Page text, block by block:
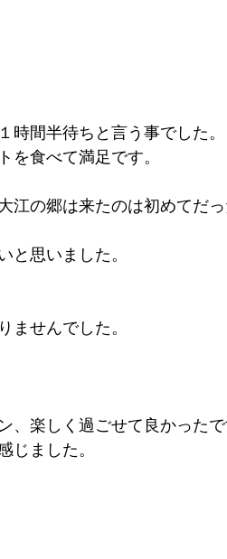
時間半待ちと言う事でした。
を食べて満足です。
江の郷は来たのは初めてだ
と思いました。
ませんでした。
、楽しく過ごせて良かった
じました。